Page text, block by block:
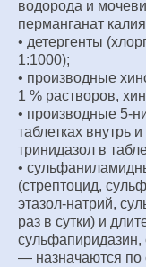
водорода и
перманганат
• детергенты
1:1000);
• производные
1 % растворов,
• производные 5-
таблетках внутрь
тринидазол в
•
(стрептоцид,
этазол-натрий,
раз в сутки) и
сульфапиридазин,
— назначаются по